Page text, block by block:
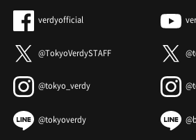
verdyofficial
@TokyoVerdySTAFF
@tokyo_verdy
@tokyoverdy